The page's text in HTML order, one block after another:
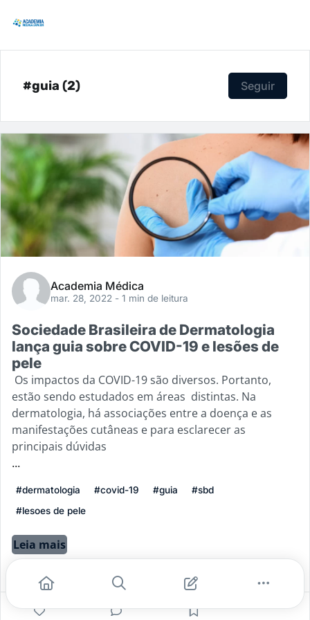
#guia (2) Seguir
Academia Médica
mar. 28, 2022 - 1 min de leitura
Sociedade Brasileira de Dermatologia
lança guia sobre COVID-19 e lesões de
pele
Os impactos da COVID-19 são diversos. Portanto,
estão sendo estudados em áreas distintas. Na
dermatologia, há associações entre a doença e as
manifestações cutâneas e para esclarecer as
principais dúvidas
...
#dermatologia #covid-19 #guia
#sbd
#lesoes de pele
Leia mais